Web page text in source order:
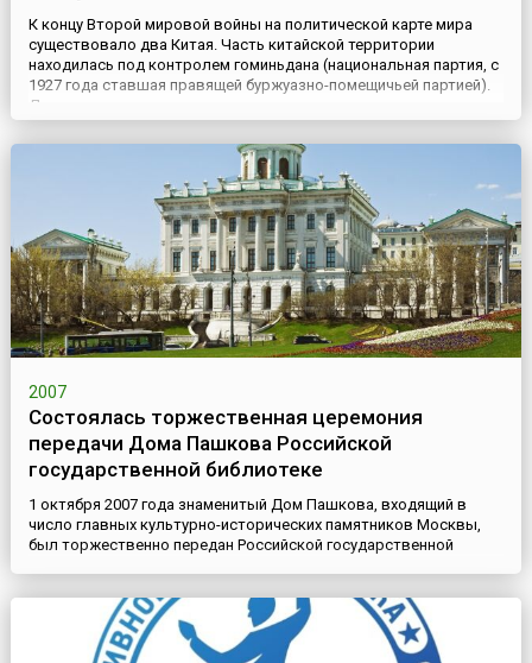
К концу Второй мировой войны на политической карте мира
существовало два Китая. Часть китайской территории
находилась под контролем гоминьдана (национальная партия, с
1927 года ставшая правящей буржуазно-помещичьей партией).
Другая часть территории находилась под руководством
Коммунистической партии Китая (КПК). Курс компартии
поддерживал Советский Союз, заканчивавший военные
2007
Состоялась торжественная церемония
передачи Дома Пашкова Российской
государственной библиотеке
1 октября 2007 года знаменитый Дом Пашкова, входящий в
число главных культурно-исторических памятников Москвы,
был торжественно передан Российской государственной
Баженовым и построенное в 1784–1786 годах для капитан-
поручика лейб-гвардии Семеновского полка Петра Егоровича
Пашкова (сына денщик...